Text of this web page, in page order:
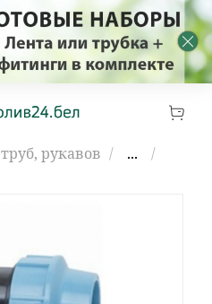
рукавов
...